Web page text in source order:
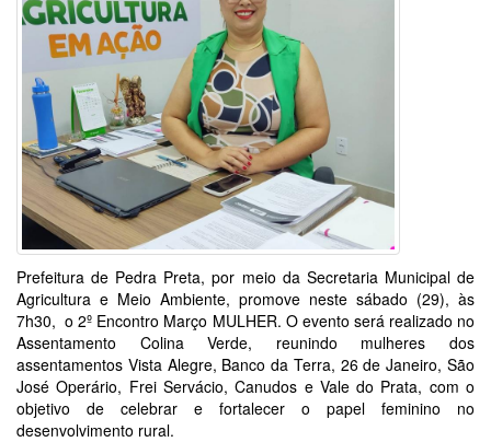
Prefeitura de Pedra Preta, por meio da Secretaria Municipal de
Agricultura e Meio Ambiente, promove neste sábado (29), às
7h30, o 2º Encontro Março MULHER. O evento será realizado no
Assentamento Colina Verde, reunindo mulheres dos
assentamentos Vista Alegre, Banco da Terra, 26 de Janeiro, São
José Operário, Frei Servácio, Canudos e Vale do Prata, com o
objetivo de celebrar e fortalecer o papel feminino no
desenvolvimento rural.